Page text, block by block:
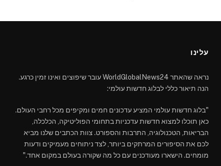
עלינו
נראה שהאתר WorldGlobalNews24 עובר שיפוצים ואינו זמין כרגע.
הנה תיאור כללי לבלוג חדשות עולמי:
"בלוג חדשות עולמי המציע עדכונים חמים ומקיפים מכל רחבי העולם.
כאן תוכלו למצוא חדשות עדכניות בתחומי הפוליטיקה, הכלכלה,
הבריאות, הטכנולוגיה, התרבות והספורט. צוות הכתבים שלנו מביא
לכם את הסיפורים המרתקים ביותר, לצד ניתוחים מעמיקים ודעות
מומחים. הישארו מעודכנים עם כל מה שקורה בעולם במקום אחד."